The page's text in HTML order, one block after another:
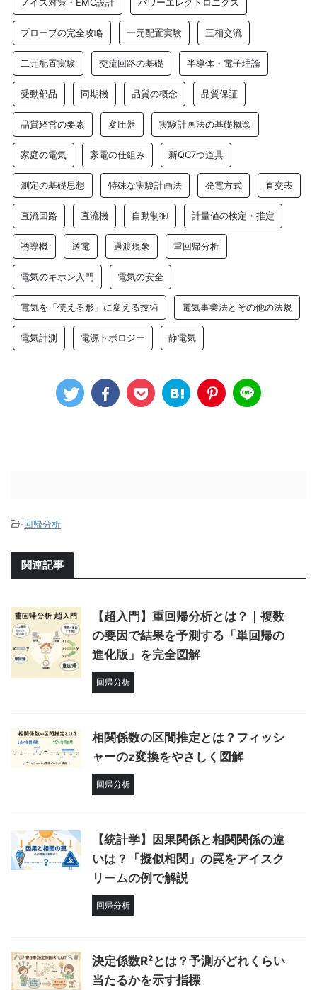
プローブの完全攻略 一元配置実験 三相交流
二元配置実験 交流回路の基礎 半導体・電子理論
受動部品 同期機 品質の概念 品質保証
品質経営の要素 変圧器 実験計画法の基礎概念
家庭の電気 家電の仕組み 新QC7つ道具
測定の基礎思想 特殊な実験計画法 発電方式 直交表
直流回路 直流機 自動制御 計量値の検定・推定
誘導機 送電 過渡現象 重回帰分析
電気のキホン入門 電気の安全
電気を「使える形」に変える技術 電気事業法とその他の法規
電気計測 電源トポロジー 静電気
-回帰分析
関連記事
【超入門】重回帰分析とは？｜複数
の要因で結果を予測する「単回帰の
進化版」を完全図解
回帰分析
相関係数の区間推定とは？フィッシ
ャーのz変換をやさしく図解
回帰分析
【統計学】因果関係と相関関係の違
いは？「擬似相関」の罠をアイスク
リームの例で解説
回帰分析
決定係数R²とは？予測がどれくらい
当たるかを示す指標